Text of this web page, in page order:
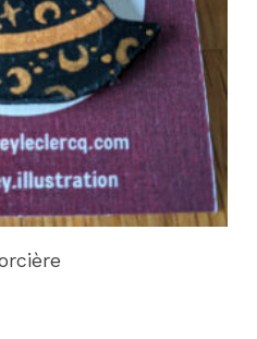
la suite